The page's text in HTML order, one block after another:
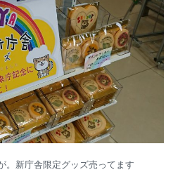
。新庁舎限定グッズ売ってます